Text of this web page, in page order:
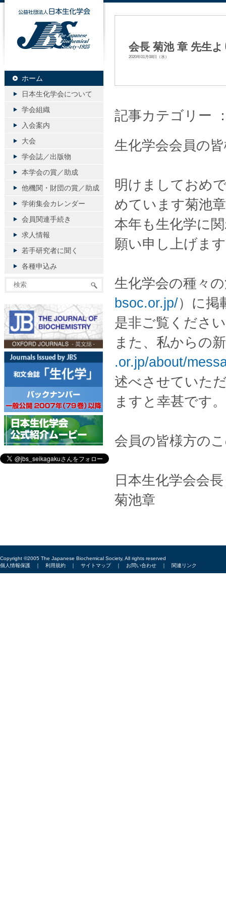
会長 菊池 章 先生
2020年01月08日（水）
記事カテゴリー
生化学会会員の
明けましておめ
めています菊池
本年も生化学に
願い申 し上げま
生化学会の種々
bsoc.or.jp/）に掲
是非ご覧くださ
また、私からの
.or.jp/about/
述べさせていた
ますと 幸甚です。
会員の皆様方の
日本生化学会会長
菊池章
公益社団法人日本生化学会
ホーム
日本生化学会について
学会組織
入会案内
大会
学会誌／出版物
本学会の賞／助成
他機関・財団の賞／助成
学術集会カレンダー
会員関連手続き
求人情報
若手研究者に聞く
各種申込み
Copyright ©2005 The Japanese Biochemical Society, All rights reserved
個人情報保護 ｜ 利用規約 ｜ サイトマップ｜ お問い合わせ ｜ 関連リンク